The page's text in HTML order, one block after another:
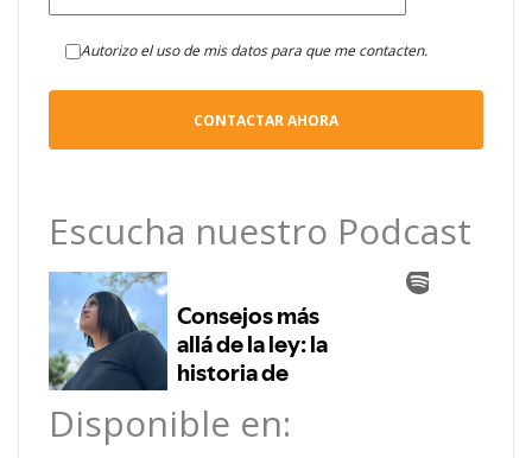
Autorizo el uso de mis datos para que me contacten.
Escucha nuestro Podcast
Disponible en: